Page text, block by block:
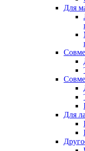
Для
Для